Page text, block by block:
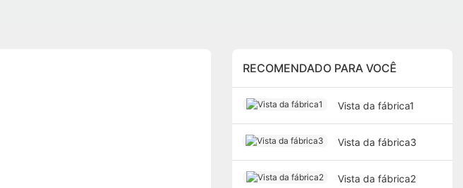
RECOMENDADO PARA VOCÊ
Vista da fábrica1
Vista da fábrica3
Vista da fábrica2